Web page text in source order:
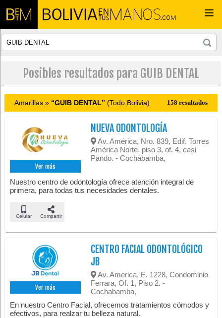
Posibles resultados para GUIB DENTAL
Amarillas » “GUIB DENTAL” (Todo Bolivia) 158 resultados
Ver más
NUEVA ODONTOLOGÍA
Av. América, Nro. 839, Edif. Torres
América Norte, piso 3, of. 4, casi
Pando. - Cochabamba,
Nuestro centro de odontología ofrece atención integral de
primera, para todas tus necesidades dentales.
Celular Compartir
Ver más
CENTRO FACIAL ODONTOLÓGICO
JB
Av. America, E. 1228, Condominio
Ferrara, Of. 1, Piso 2. -
Cochabamba,
En nuestro Centro Facial, ofrecemos tratamientos cómodos y
efectivos, para realzar tu belleza natural.